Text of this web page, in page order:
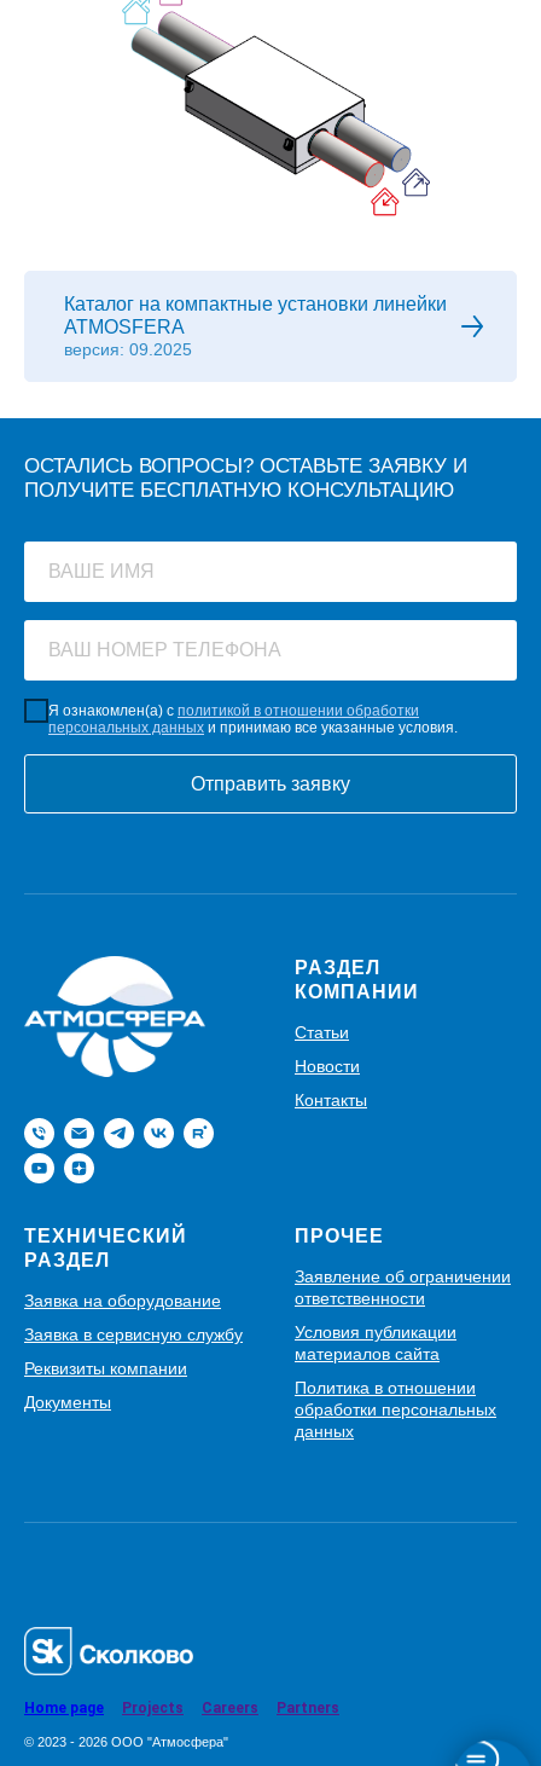
Каталог на компактные установки линейки
ATMOSFERA
версия: 09.2025
ОСТАЛИСЬ ВОПРОСЫ? ОСТАВЬТЕ ЗАЯВКУ И
ПОЛУЧИТЕ БЕСПЛАТНУЮ КОНСУЛЬТАЦИЮ
ВАШЕ ИМЯ
ВАШ НОМЕР ТЕЛЕФОНА
Я ознакомлен(а) с политикой в отношении обработки
персональных данных и принимаю все указанные условия.
Отправить заявку
РАЗДЕЛ
КОМПАНИИ
Статьи
Новости
Контакты
ТЕХНИЧЕСКИЙ
РАЗДЕЛ
Заявка на оборудование
Заявка в сервисную службу
Реквизиты компании
Документы
ПРОЧЕЕ
Заявление об ограничении
ответственности
Условия публикации
материалов сайта
Политика в отношении
обработки персональных
данных
Home page Projects Careers Partners
© 2023 - 2026 ООО "Атмосфера"